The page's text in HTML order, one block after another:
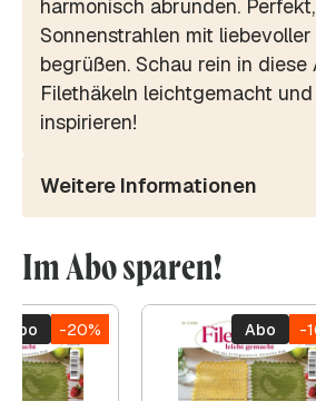
harmonisch abrunden.
Sonnenstrahlen mit
begrüßen. Schau rein in diese
Filethäkeln leichtgemacht
inspirieren!
Weitere Informationen
Im Abo sparen!
Abo -20% Abo -